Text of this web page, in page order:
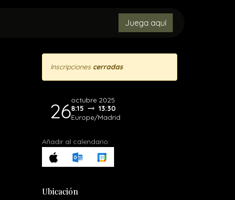
OBJETOS PERDIDOS
Juega aquí
Inscripciones cerradas
26octubre 2025
8:15
13:30
Europe/Madrid
Añadir al calendario:
Ubicación